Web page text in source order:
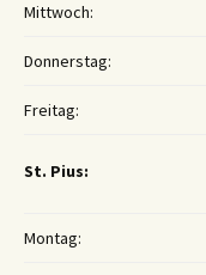
Mittwoch:
Donnerstag:
Freitag:
St. Pius:
Montag: